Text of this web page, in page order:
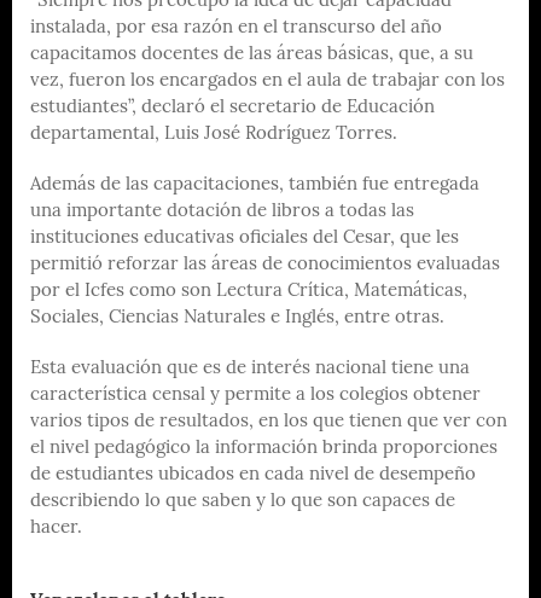
instalada, por esa razón en el transcurso del año
capacitamos docentes de las áreas básicas, que, a su
vez, fueron los encargados en el aula de trabajar con los
estudiantes”, declaró el secretario de Educación
departamental, Luis José Rodríguez Torres.
Además de las capacitaciones, también fue entregada
una importante dotación de libros a todas las
instituciones educativas oficiales del Cesar, que les
permitió reforzar las áreas de conocimientos evaluadas
por el Icfes como son Lectura Crítica, Matemáticas,
Sociales, Ciencias Naturales e Inglés, entre otras.
Esta evaluación que es de interés nacional tiene una
característica censal y permite a los colegios obtener
varios tipos de resultados, en los que tienen que ver con
el nivel pedagógico la información brinda proporciones
de estudiantes ubicados en cada nivel de desempeño
describiendo lo que saben y lo que son capaces de
hacer.